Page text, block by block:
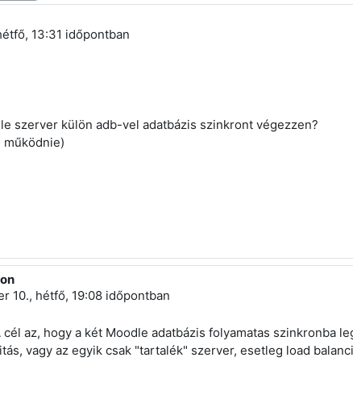
13:31 időpontban
szerver külön adb-vel adatbázis szinkront végezzen?
működnie)
10., hétfő, 19:08 időpontban
az, hogy a két Moodle adatbázis folyamatas szinkronba
vagy az egyik csak "tartalék" szerver, esetleg load